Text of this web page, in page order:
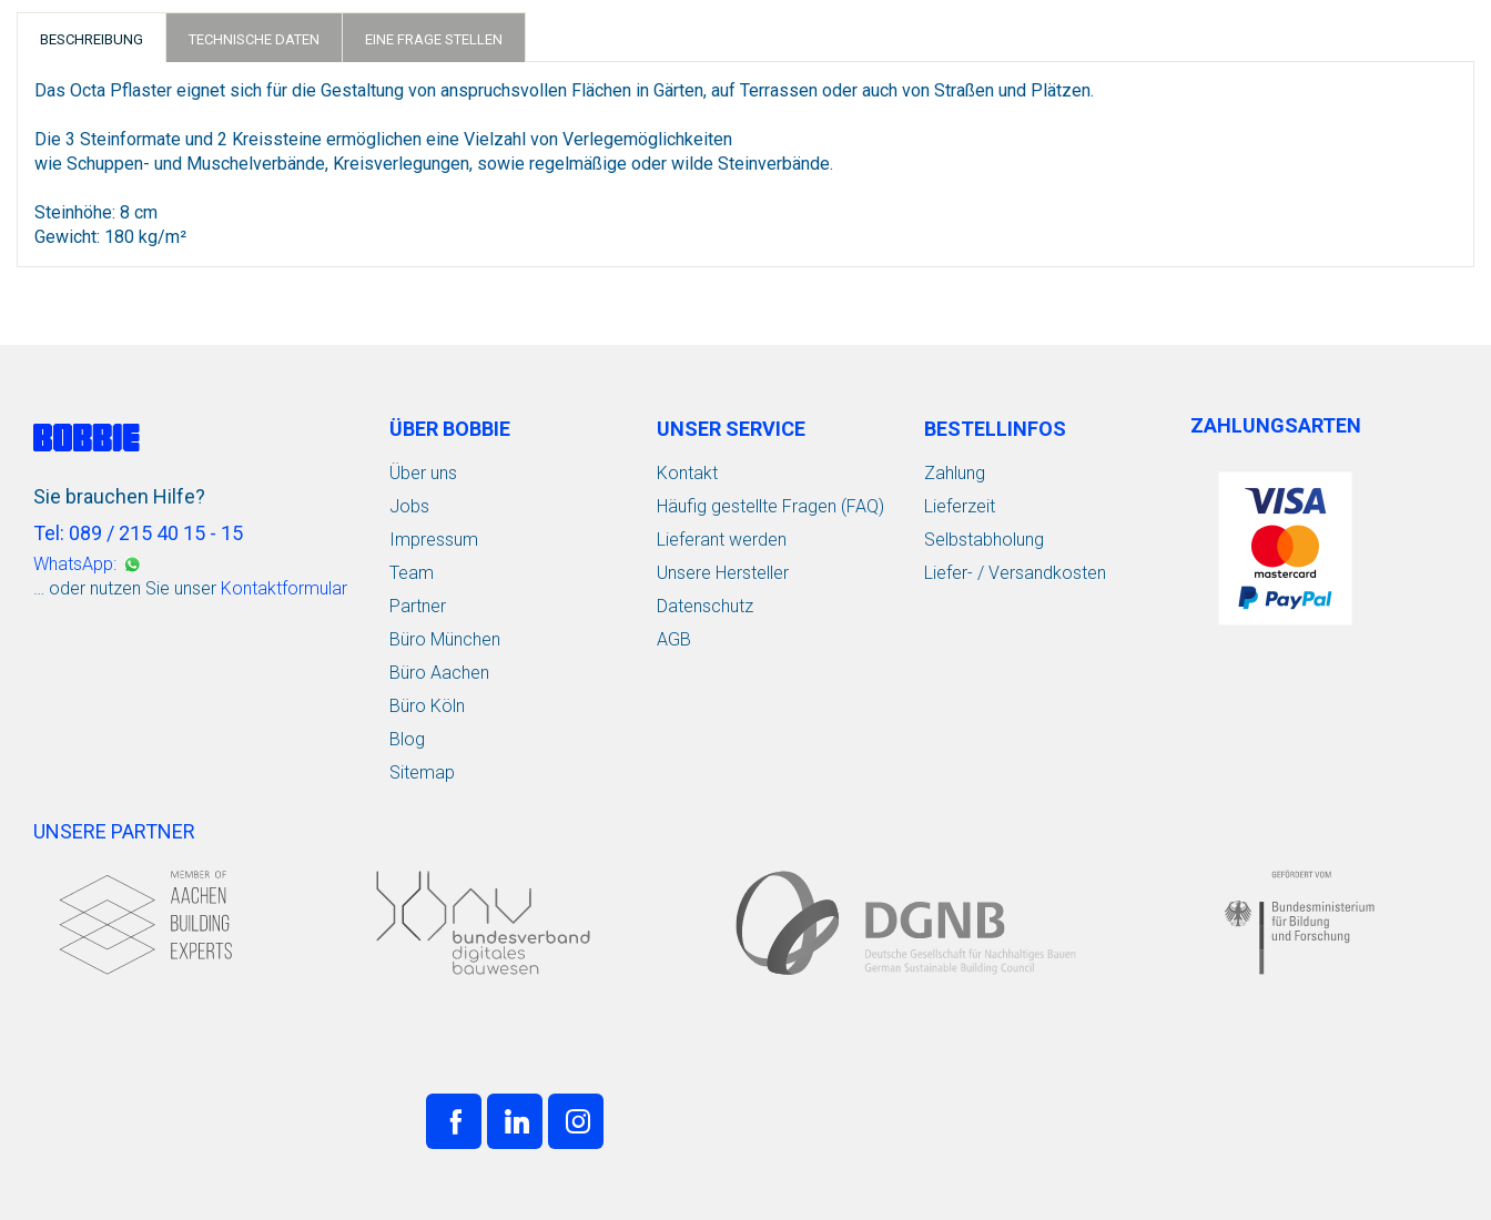
BESCHREIBUNG
Das Octa Pflaster eignet sich für die Gestaltung von anspruchsvollen Flächen in Gärten, auf Terrassen oder auch von Straßen und Plätzen.
Die 3 Steinformate und 2 Kreissteine ermöglichen eine Vielzahl von Verlegemöglichkeiten
wie Schuppen- und Muschelverbände, Kreisverlegungen, sowie regelmäßige oder wilde Steinverbände.
Steinhöhe: 8 cm
Gewicht: 180 kg/m²
TECHNISCHE DATEN EINE FRAGE STELLEN
Sie brauchen Hilfe?
Tel: 089 / 215 40 15 - 15
WhatsApp:
… oder nutzen Sie unser Kontaktformular
ÜBER BOBBIE
Über uns
Jobs
Impressum
Team
Partner
Büro München
Büro Aachen
Büro Köln
Blog
Sitemap
UNSER SERVICE
Kontakt
Häufig gestellte Fragen (FAQ)
Lieferant werden
Unsere Hersteller
Datenschutz
AGB
BESTELLINFOS
Zahlung
Lieferzeit
Selbstabholung
Liefer- / Versandkosten
ZAHLUNGSARTEN
UNSERE PARTNER